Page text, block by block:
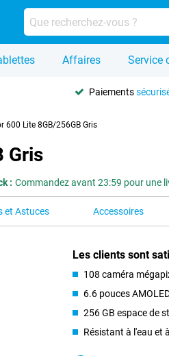
Affaires Service
Paiements
600 Lite 8GB/256GB Gris
Gris
: Commandez avant 23:59 pour une
et Astuces Accessoires
Les clients sont
108 caméra
6.6 pouces
256 GB espace de
Résistant à l'eau et